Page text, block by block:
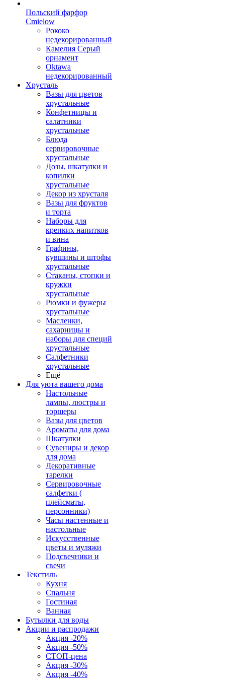
Польский фарфор
Сmielow
Рококо
недекорированный
Камелия Серый
орнамент
Oktawa
недекорированный
Хрусталь
Вазы для цветов
хрустальные
Конфетницы и
салатники
хрустальные
Блюда
сервировочные
хрустальные
Дозы, шкатулки и
копилки
хрустальные
Декор из хрусталя
Вазы для фруктов
и торта
Наборы для
крепких напитков
и вина
Графины,
кувшины и штофы
хрустальные
Стаканы, стопки и
кружки
хрустальные
Рюмки и фужеры
хрустальные
Масленки,
сахарницы и
наборы для специй
хрустальные
Салфетники
хрустальные
Ещё
Для уюта вашего дома
Настольные
лампы, люстры и
торшеры
Вазы для цветов
Ароматы для дома
Шкатулки
Сувениры и декор
для дома
Декоративные
тарелки
Сервировочные
салфетки (
плейсматы,
персонники)
Часы настенные и
настольные
Искусственные
цветы и муляжи
Подсвечники и
свечи
Текстиль
Кухня
Спальня
Гостиная
Ванная
Бутылки для воды
Акции и распродажи
Акция -20%
Акция -50%
СТОП-цена
Акция -30%
Акция -40%